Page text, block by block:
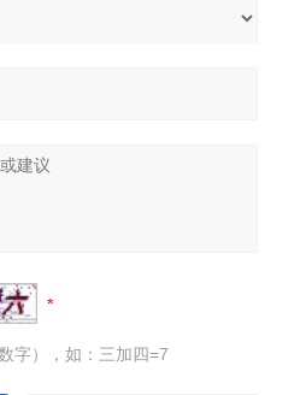
字），如：三加四=7